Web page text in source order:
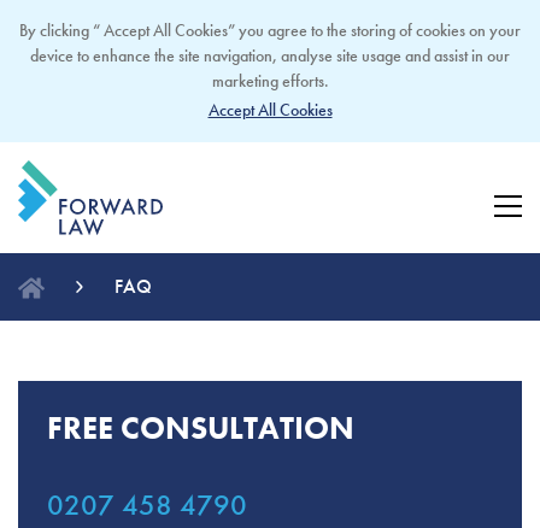
FAQ
FREE CONSULTATION
0207 458 4790
By clicking “ Accept All Cookies” you agree to the storing of cookies on your
device to enhance the site navigation, analyse site usage and assist in our
marketing efforts.
Accept All Cookies